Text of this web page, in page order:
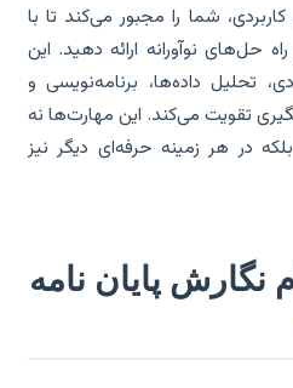
شما را مجبور می‌کند تا با
نوآورانه ارائه دهید. این
داده‌ها، برنامه‌نویسی و
می‌کند. این مهارت‌ها نه
هر زمینه حرفه‌ای دیگر نیز
پایان نامه